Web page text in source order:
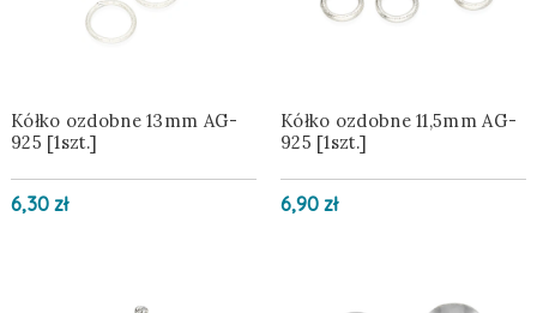
Kółko ozdobne 13mm AG-
925 [1szt.]
6,30 zł
Kółko ozdobne 11,5mm AG-
925 [1szt.]
6,90 zł